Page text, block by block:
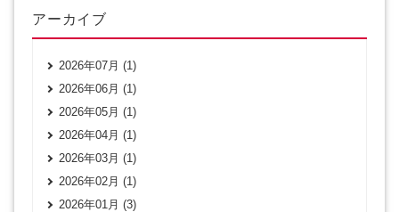
アーカイブ
2026年07月 (1)
2026年06月 (1)
2026年05月 (1)
2026年04月 (1)
2026年03月 (1)
2026年02月 (1)
2026年01月 (3)